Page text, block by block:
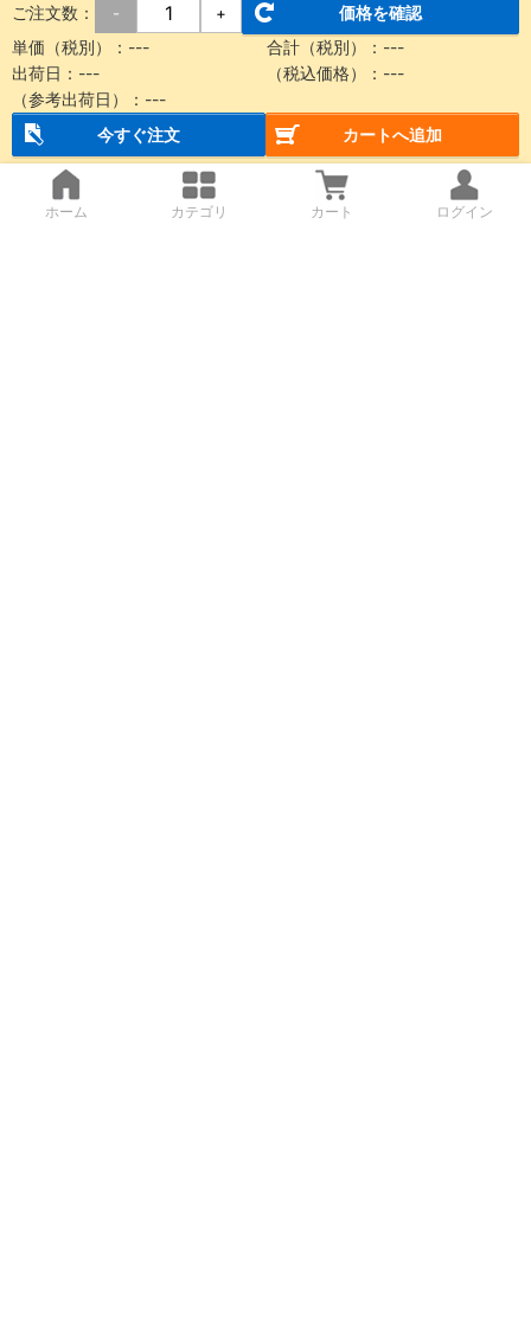
ご注文数： - +
価格を確認
単価（税別）： --- 合計（税別）： ---
出荷日： --- （税込価格）： ---
（参考出荷日）： ---
今すぐ注文
カートへ追加
ホーム カテゴリ カート ログイン